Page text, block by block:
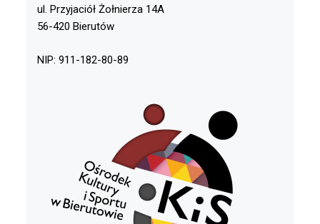
ul. Przyjaciół Żołnierza 14A
56-420 Bierutów
NIP: 911-182-80-89